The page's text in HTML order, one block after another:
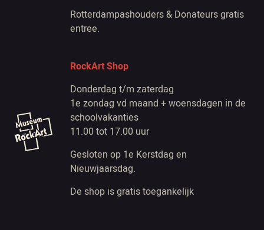
Rotterdampashouders & Donateurs gratis
entree.
RockArt Shop
Donderdag t/m zaterdag
1e zondag vd maand + woensdagen in de
schoolvakanties
11.00 tot 17.00 uur
Gesloten op 1e Kerstdag en
Nieuwjaarsdag.
De shop is gratis toegankelijk